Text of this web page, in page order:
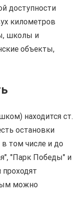
доступности
километров
школы и
объекты,
находится ст.
остановки
том числе и до
"Парк Победы" и
можно